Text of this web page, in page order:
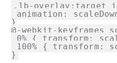
.lb-overlay:target
animation:
}
@-webkit-keyframes
0% { transform:
100% { transform:
}